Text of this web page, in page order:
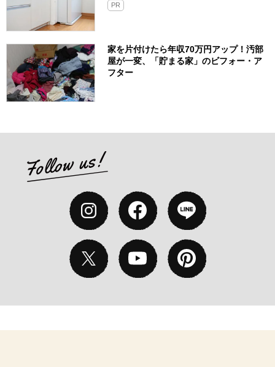
PR
家を片付けたら年収70万円アップ！汚部
屋が一変、「貯まる家」のビフォー・ア
フター